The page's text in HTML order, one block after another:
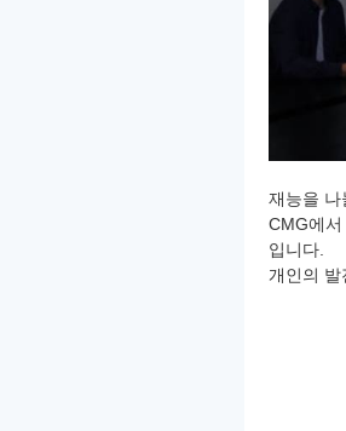
재능을 나
CMG에
입니다.
개인의 발